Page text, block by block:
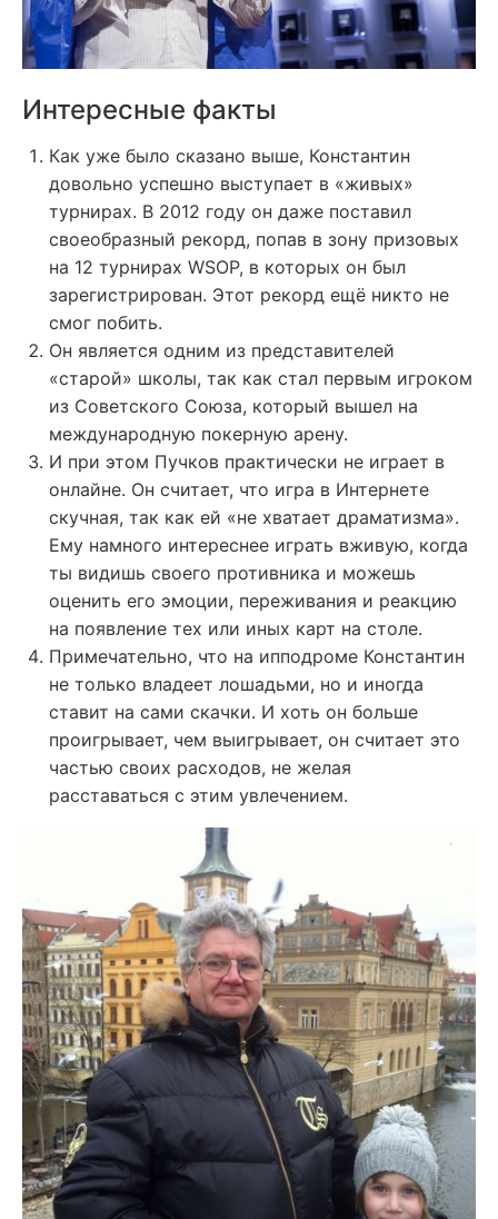
Интересные факты
Как уже было сказано выше, Константин
довольно успешно выступает в «живых»
турнирах. В 2012 году он даже поставил
своеобразный рекорд, попав в зону призовых
на 12 турнирах WSOP, в которых он был
зарегистрирован. Этот рекорд ещё никто не
смог побить.
Он является одним из представителей
«старой» школы, так как стал первым игроком
из Советского Союза, который вышел на
международную покерную арену.
И при этом Пучков практически не играет в
онлайне. Он считает, что игра в Интернете
скучная, так как ей «не хватает драматизма».
Ему намного интереснее играть вживую, когда
ты видишь своего противника и можешь
оценить его эмоции, переживания и реакцию
на появление тех или иных карт на столе.
Примечательно, что на ипподроме Константин
не только владеет лошадьми, но и иногда
ставит на сами скачки. И хоть он больше
проигрывает, чем выигрывает, он считает это
частью своих расходов, не желая
расставаться с этим увлечением.